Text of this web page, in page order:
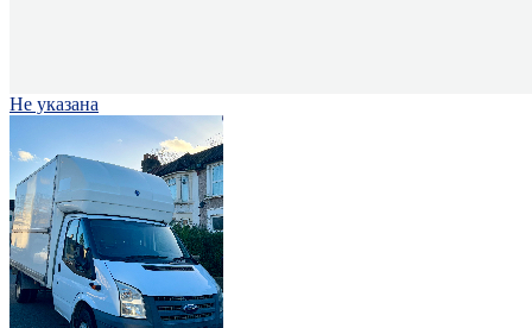
Не указана